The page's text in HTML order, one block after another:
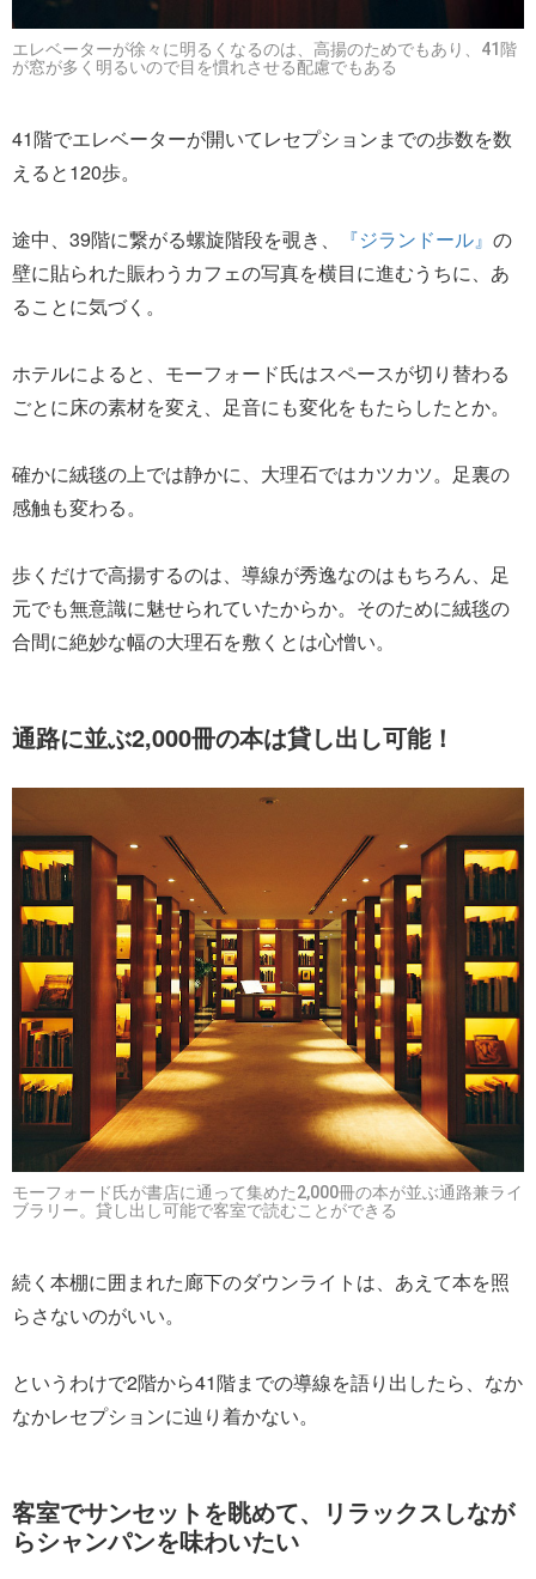
エレベーターが徐々に明るくなるのは、高揚のためでもあり、41階
が窓が多く明るいので目を慣れさせる配慮でもある
41階でエレベーターが開いてレセプションまでの歩数を数
えると120歩。
途中、39階に繋がる螺旋階段を覗き、 『ジランドール』 の
壁に貼られた賑わうカフェの写真を横目に進むうちに、あ
ることに気づく。
ホテルによると、モーフォード氏はスペースが切り替わる
ごとに床の素材を変え、足音にも変化をもたらしたとか。
確かに絨毯の上では静かに、大理石ではカツカツ。足裏の
感触も変わる。
歩くだけで高揚するのは、導線が秀逸なのはもちろん、足
元でも無意識に魅せられていたからか。そのために絨毯の
合間に絶妙な幅の大理石を敷くとは心憎い。
通路に並ぶ2,000冊の本は貸し出し可能！
モーフォード氏が書店に通って集めた2,000冊の本が並ぶ通路兼ライ
ブラリー。貸し出し可能で客室で読むことができる
続く本棚に囲まれた廊下のダウンライトは、あえて本を照
らさないのがいい。
というわけで2階から41階までの導線を語り出したら、なか
なかレセプションに辿り着かない。
客室でサンセットを眺めて、リラックスしなが
らシャンパンを味わいたい